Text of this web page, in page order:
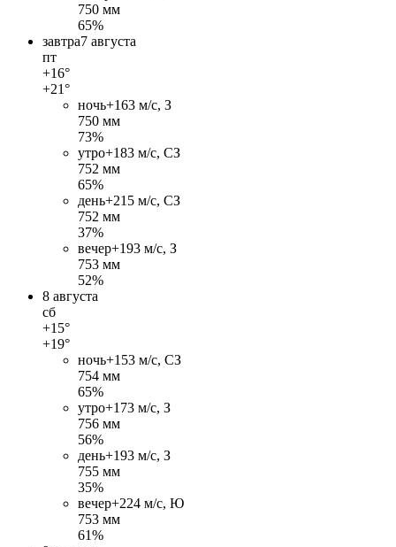
750 мм
65%
завтра7 августа
пт
+16°
+21°
ночь+163 м/c, З
750 мм
73%
утро+183 м/c, СЗ
752 мм
65%
день+21 5 м/c, СЗ
752 мм
37%
вечер+193 м/c, З
753 мм
52%
8 августа
сб
+15°
+19°
ночь+153 м/c, СЗ
754 мм
65%
утро+173 м/c, З
756 мм
56%
день+193 м/c, З
755 мм
35%
вечер+224 м/c, Ю
753 мм
61%